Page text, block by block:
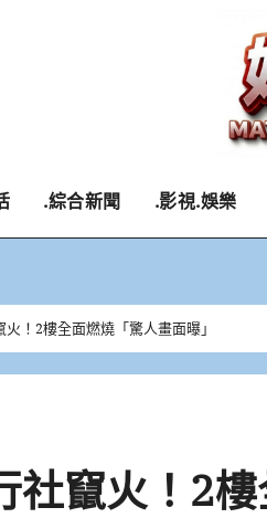
.綜合新聞 .影視.娛樂
！2樓全面燃燒「驚人畫面曝」
社竄火！2